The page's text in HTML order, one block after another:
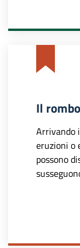
Il
Arrivando
eruzioni o
possono